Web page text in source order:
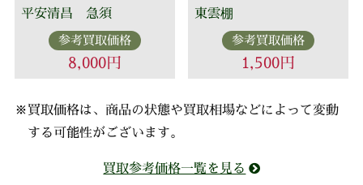
平安清昌 急須
参考買取価格
8,000円
東雲棚
参考買取価格
1,500円
※買取価格は、商品の状態や買取相場などによって変動
する可能性がございます。
買取参考価格一覧を見る